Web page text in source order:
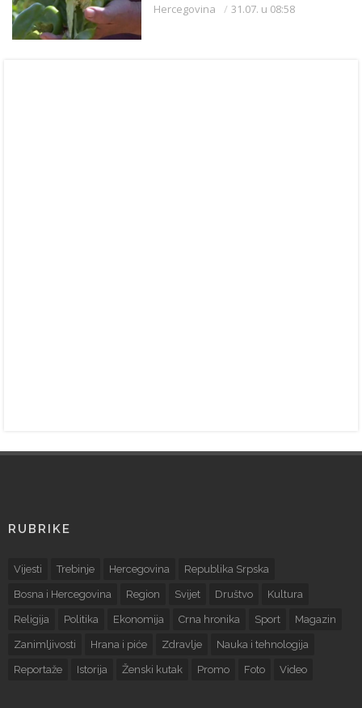
Hercegovina 31.07. u 08:58
RUBRIKE
Vijesti Trebinje Hercegovina Republika Srpska
Bosna i Hercegovina Region Svijet Društvo Kultura
Religija Politika Ekonomija Crna hronika Sport Magazin
Zanimljivosti Hrana i piće Zdravlje Nauka i tehnologija
Reportaže Istorija Ženski kutak Promo Foto Video